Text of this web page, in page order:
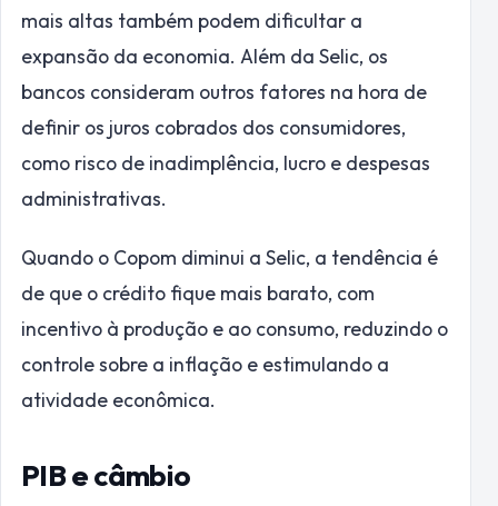
mais altas também podem dificultar a
expansão da economia. Além da Selic, os
bancos consideram outros fatores na hora de
definir os juros cobrados dos consumidores,
como risco de inadimplência, lucro e despesas
administrativas.
Quando o Copom diminui a Selic, a tendência é
de que o crédito fique mais barato, com
incentivo à produção e ao consumo, reduzindo o
controle sobre a inflação e estimulando a
atividade econômica.
PIB e câmbio